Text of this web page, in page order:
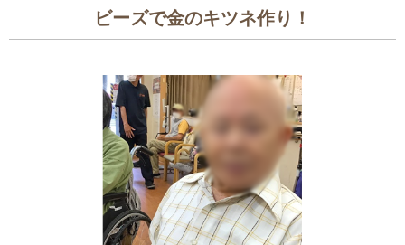
ビーズで金のキツネ作り！